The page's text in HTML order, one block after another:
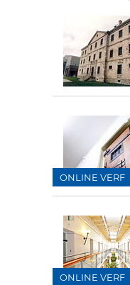
ONLINE VERF
ONLINE VERF